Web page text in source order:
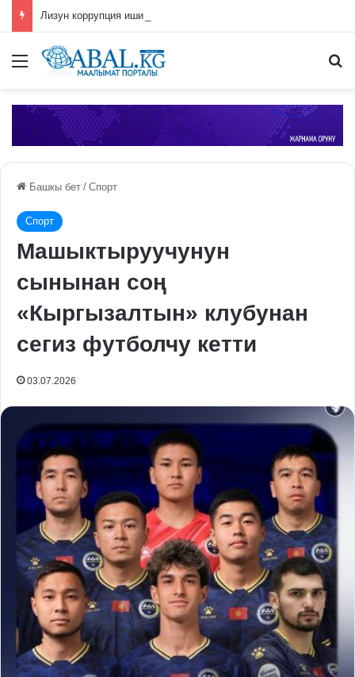
Лизун коррупция иши боюнча СИЗОго камакка алынды
Меню
Башкы бет / Спорт
Спорт
Машыктыруучунун
сынынан соң
«Кыргызалтын» клубунан
сегиз футболчу кетти
03.07.2026